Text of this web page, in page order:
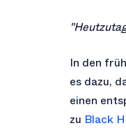
In den
es dazu,
einen
zu Black